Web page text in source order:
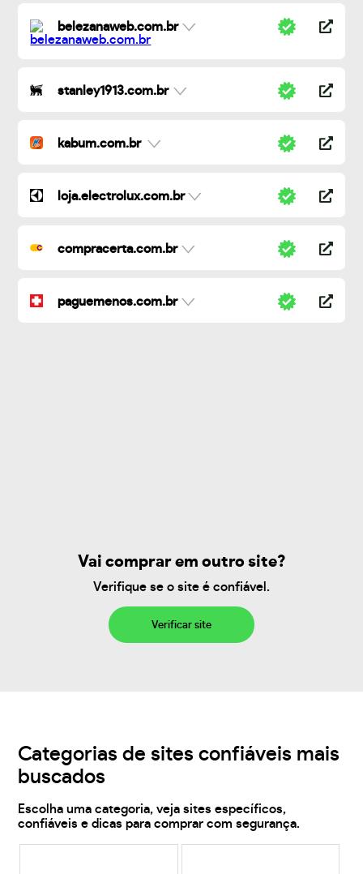
belezanaweb.com.br
stanley1913.com.br
kabum.com.br
loja.electrolux.com.br
compracerta.com.br
paguemenos.com.br
Vai comprar em outro site?
Verifique se o site é confiável.
Verificar site
Categorias de sites confiáveis mais
buscados
Escolha uma categoria, veja sites específicos,
confiáveis e dicas para comprar com segurança.